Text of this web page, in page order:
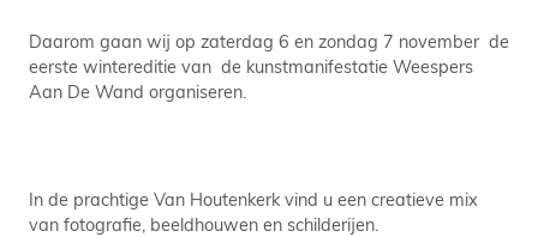
Daarom gaan wij op zaterdag 6 en zondag 7 november de
eerste wintereditie van de kunstmanifestatie Weespers
Aan De Wand organiseren.
In de prachtige Van Houtenkerk vind u een creatieve mix
van fotografie, beeldhouwen en schilderijen.